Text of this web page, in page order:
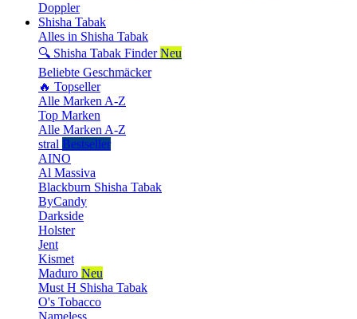
Doppler
Shisha Tabak
Alles in Shisha Tabak
🔍 Shisha Tabak Finder Neu
Beliebte Geschmäcker
🔥 Topseller
Alle Marken A-Z
Top Marken
Alle Marken A-Z
stral Bestseller
AINO
Al Massiva
Blackburn Shisha Tabak
ByCandy
Darkside
Holster
Jent
Kismet
Maduro Neu
Must H Shisha Tabak
O's Tobacco